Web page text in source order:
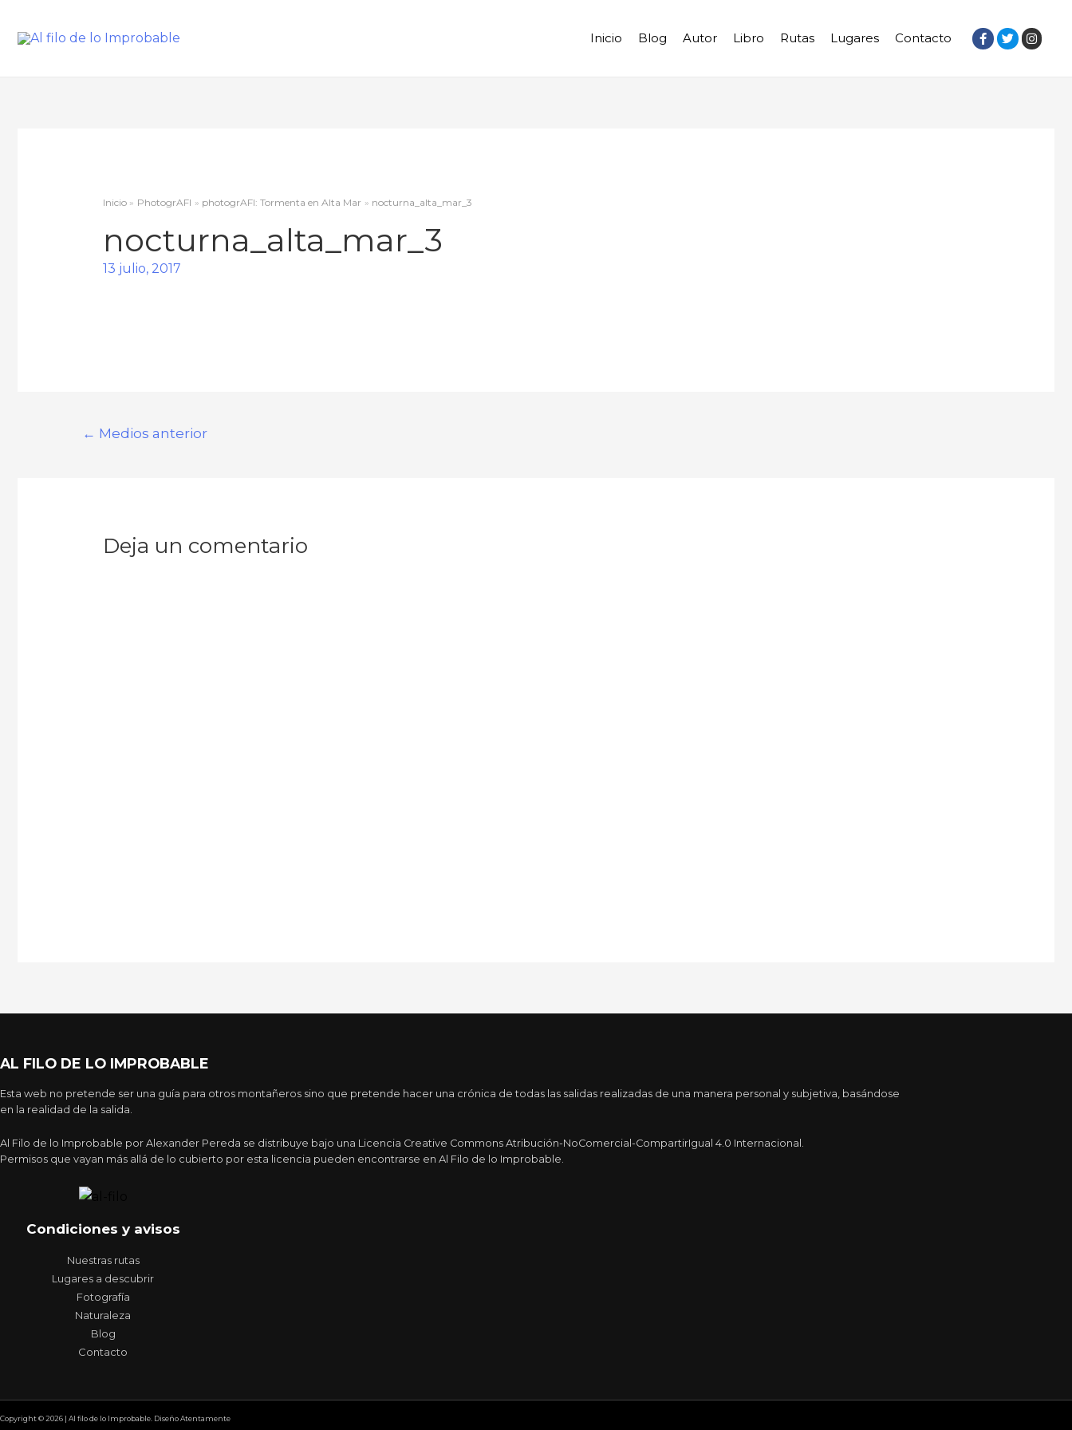
Inicio Blog Autor Libro Rutas Lugares Contacto
Inicio PhotogrAFI photogrAFI: Tormenta en Alta Mar nocturna_alta_mar_3
nocturna_alta_mar_3
13 julio, 2017
Navegación
← Medios anterior
Deja un comentario
AL FILO DE LO IMPROBABLE
Esta web no pretende ser una guía para otros montañeros sino que pretende hacer una crónica de todas las salidas realizadas de una manera personal y subjetiva, basándose
en la realidad de la salida.
Al Filo de lo Improbable por Alexander Pereda se distribuye bajo una Licencia Creative Commons Atribución-NoComercial-CompartirIgual 4.0 Internacional.
Permisos que vayan más allá de lo cubierto por esta licencia pueden encontrarse en Al Filo de lo Improbable.
Condiciones y avisos
Nuestras rutas
Lugares a descubrir
Fotografía
Naturaleza
Blog
Contacto
Copyright © 2026 | Al filo de lo Improbable. Diseño Atentamente